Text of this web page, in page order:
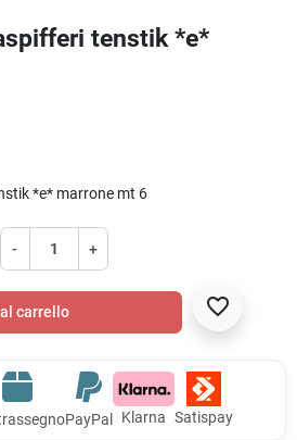
tenstik *e*
*e* marrone mt 6
- +
carrello favorite_border
PayPal Klarna Satispay